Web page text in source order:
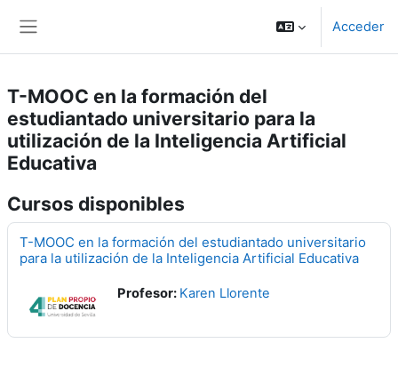
Acceder
T-MOOC en la formación del
estudiantado universitario para la
utilización de la Inteligencia Artificial
Educativa
Cursos disponibles
T-MOOC en la formación del estudiantado universitario
para la utilización de la Inteligencia Artificial Educativa
Profesor: Karen Llorente